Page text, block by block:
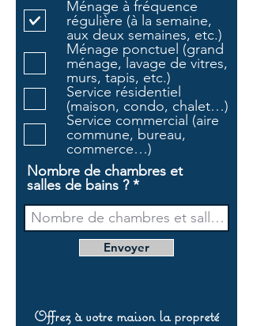
g
a
t
o
i
r
e
Ménage à fréquence
régulière (à la semaine,
aux deux semaines, etc.)
Ménage ponctuel (grand
ménage, lavage de vitres,
murs, tapis, etc.)
Service résidentiel
(maison, condo, chalet…)
Service commercial (aire
commune, bureau,
commerce…)
Nombre de chambres et
salles de bains ?
Envoyer
Offrez à votre maison la propreté